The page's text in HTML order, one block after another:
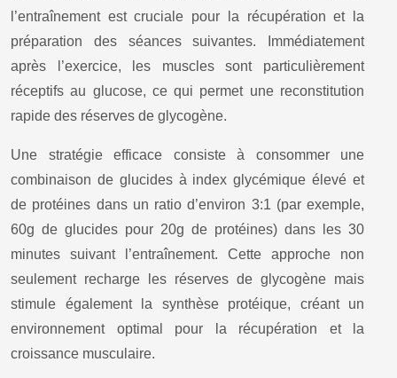
l’entraînement est cruciale pour la récupération et la
préparation des séances suivantes. Immédiatement
après l’exercice, les muscles sont particulièrement
réceptifs au glucose, ce qui permet une reconstitution
rapide des réserves de glycogène.
Une stratégie efficace consiste à consommer une
combinaison de glucides à index glycémique élevé et
de protéines dans un ratio d’environ 3:1 (par exemple,
60g de glucides pour 20g de protéines) dans les 30
minutes suivant l’entraînement. Cette approche non
seulement recharge les réserves de glycogène mais
stimule également la synthèse protéique, créant un
environnement optimal pour la récupération et la
croissance musculaire.